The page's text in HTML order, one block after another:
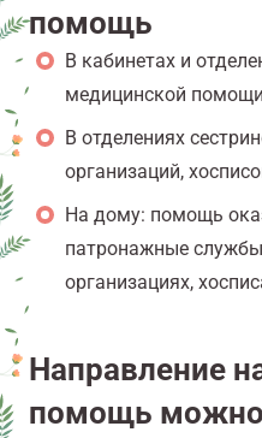
помощь
В кабинетах и
медицинской
В отделениях
организаций,
На дому: помощь
патронажные
организациях,
Направление
помощь можно